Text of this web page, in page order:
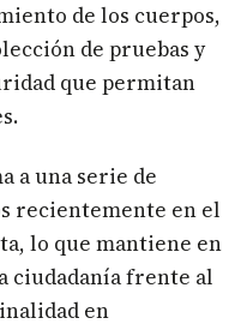
de los cuerpos,
de pruebas y
que permitan
a una serie de
recientemente en el
lo que mantiene en
ciudadanía frente al
en